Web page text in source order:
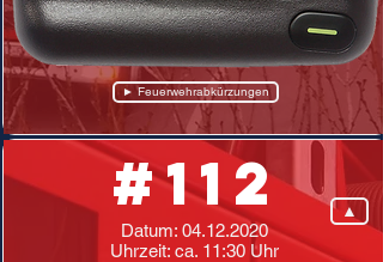
► Feuerwehrabkürzungen
Datum: 04.12.2020
Uhrzeit: ca. 11:30 Uhr
#112 ▲